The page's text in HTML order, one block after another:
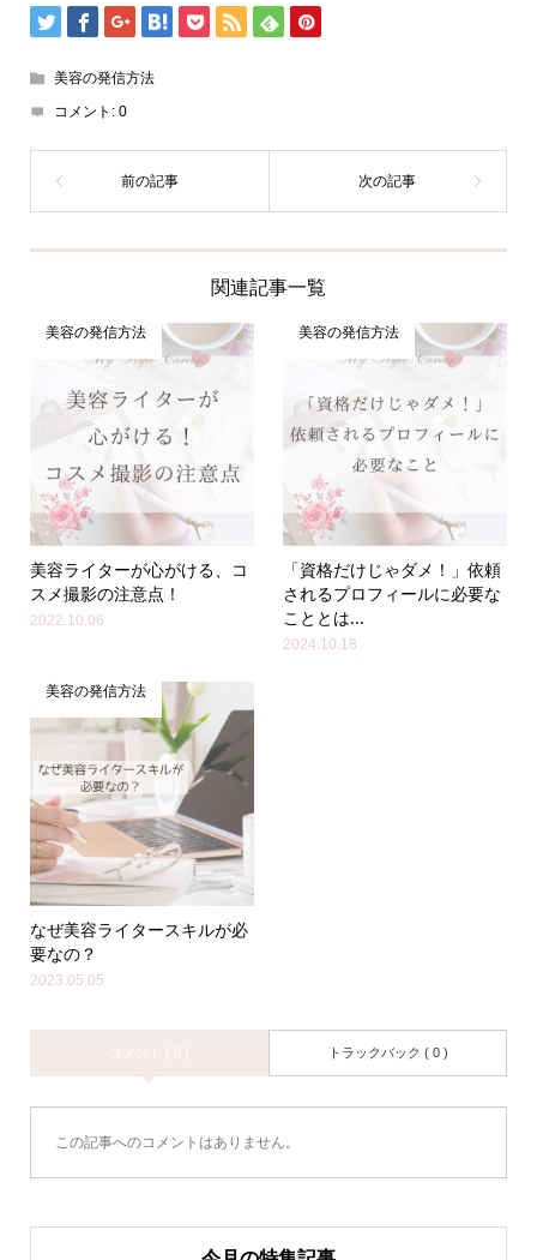
美容の発信方法
コメント: 0
関連記事一覧
美容の発信方法
美容ライターが心がける、コ
スメ撮影の注意点！
2022.10.06
美容の発信方法
「資格だけじゃダメ！」依頼
されるプロフィールに必要な
こととは...
2024.10.18
美容の発信方法
なぜ美容ライタースキルが必
要なの？
2023.05.05
トラックバック ( 0 )
この記事へのコメントはありません。